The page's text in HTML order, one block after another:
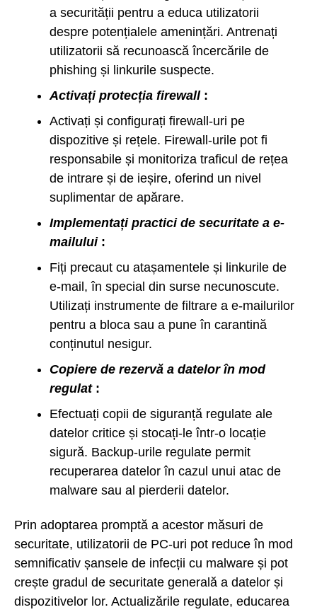
a securității pentru a educa utilizatorii
despre potențialele amenințări. Antrenați
utilizatorii să recunoască încercările de
phishing și linkurile suspecte.
Activați protecția firewall:
Activați și configurați firewall-uri pe
dispozitive și rețele. Firewall-urile pot fi
responsabile și monitoriza traficul de rețea
de intrare și de ieșire, oferind un nivel
suplimentar de apărare.
Implementați practici de securitate a e-
mailului:
Fiți precaut cu atașamentele și linkurile de
e-mail, în special din surse necunoscute.
Utilizați instrumente de filtrare a e-mailurilor
pentru a bloca sau a pune în carantină
conținutul nesigur.
Copiere de rezervă a datelor în mod
regulat:
Efectuați copii de siguranță regulate ale
datelor critice și stocați-le într-o locație
sigură. Backup-urile regulate permit
recuperarea datelor în cazul unui atac de
malware sau al pierderii datelor.
Prin adoptarea promptă a acestor măsuri de
securitate, utilizatorii de PC-uri pot reduce în mod
semnificativ șansele de infecții cu malware și pot
crește gradul de securitate generală a datelor și
dispozitivelor lor. Actualizările regulate, educarea